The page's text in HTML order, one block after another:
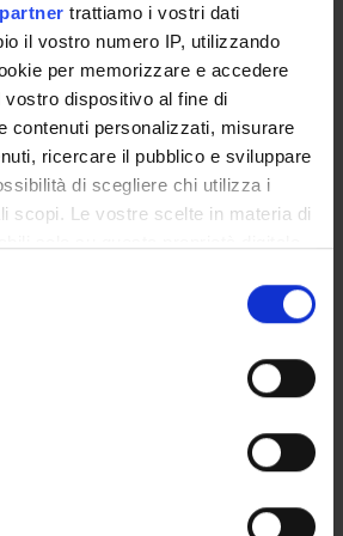
trattiamo i vostri dati
il vostro numero IP, utilizzando
per memorizzare e accedere
dispositivo al fine di
contenuti personalizzati, misurare
ricercare il pubblico e sviluppare
di scegliere chi utilizza i
scopi. Le vostre scelte in materia di
il proprio consenso in qualsiasi
sui cookie o facendo clic
sulla tua posizione
un'approssimazione di qualche